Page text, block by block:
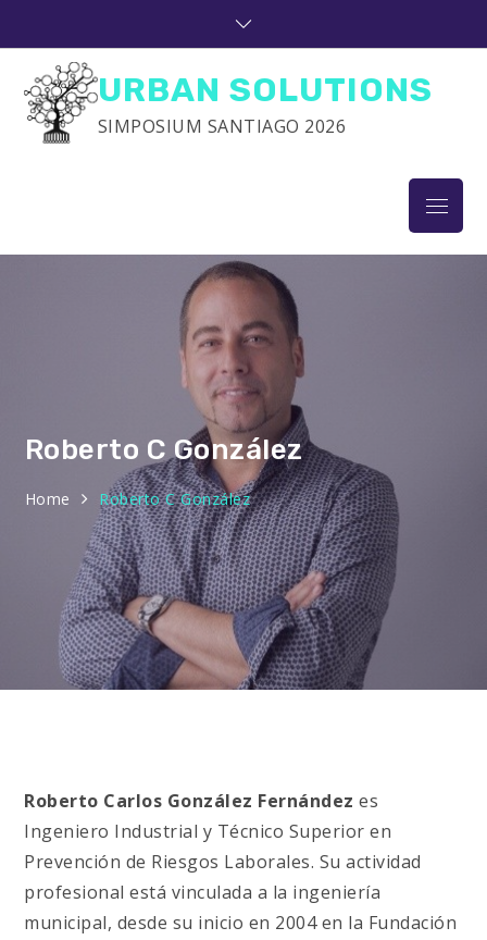
content
URBAN SOLUTIONS
SIMPOSIUM SANTIAGO 2026
Menu
Roberto C González
Home Roberto C González
Roberto Carlos González Fernández es
Ingeniero Industrial y Técnico Superior en
Prevención de Riesgos Laborales. Su actividad
profesional está vinculada a la ingeniería
municipal, desde su inicio en 2004 en la Fundación